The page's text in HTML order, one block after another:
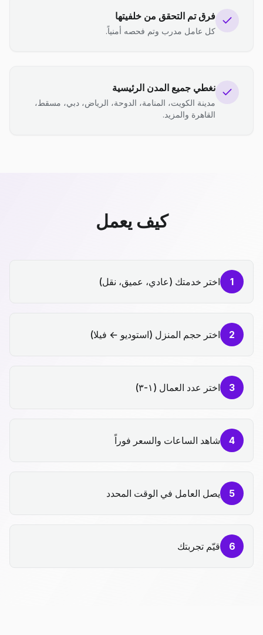
فرق تم التحقق من خلفيتها
كل عامل مدرب وتم فحصه أمنياً.
نغطي جميع المدن الرئيسية
مدينة الكويت، المنامة، الدوحة، الرياض، دبي، مسقط،
القاهرة والمزيد.
كيف يعمل
1 اختر خدمتك (عادي، عميق، نقل)
2 اختر حجم المنزل (استوديو ← فيلا)
3 اختر عدد العمال (١-٣)
4 شاهد الساعات والسعر فوراً
5 يصل العامل في الوقت المحدد
6 قيّم تجربتك